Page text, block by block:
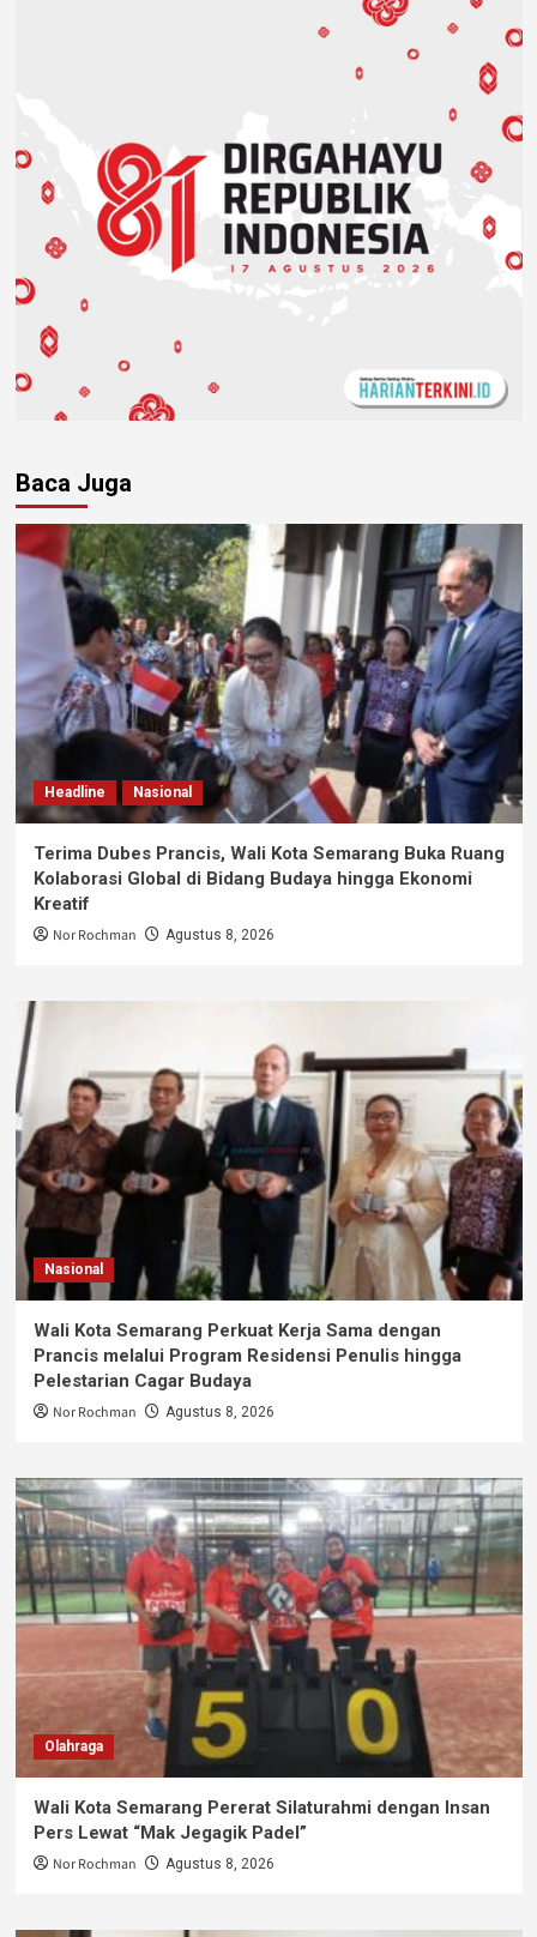
Baca Juga
Headline Nasional
Terima Dubes Prancis, Wali Kota Semarang Buka Ruang
Kolaborasi Global di Bidang Budaya hingga Ekonomi
Kreatif
Nor Rochman Agustus 8, 2026
Nasional
Wali Kota Semarang Perkuat Kerja Sama dengan
Prancis melalui Program Residensi Penulis hingga
Pelestarian Cagar Budaya
Nor Rochman Agustus 8, 2026
Olahraga
Wali Kota Semarang Pererat Silaturahmi dengan Insan
Pers Lewat “Mak Jegagik Padel”
Nor Rochman Agustus 8, 2026